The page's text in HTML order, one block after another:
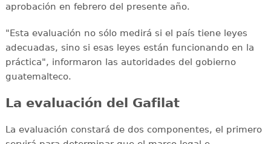
aprobación en febrero del presente año.
"Esta evaluación no sólo medirá si el país tiene leyes
adecuadas, sino si esas leyes están funcionando en la
práctica", informaron las autoridades del gobierno
guatemalteco.
La evaluación del Gafilat
La evaluación constará de dos componentes, el primero